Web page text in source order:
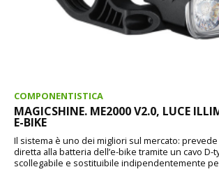
COMPONENTISTICA
MAGICSHINE. ME2000 V2.0, LUCE
E-BIKE
Il sistema è uno dei migliori sul mercato:
diretta alla batteria dell’e-bike tramite un cavo D-
scollegabile e sostituibile indipendentemente